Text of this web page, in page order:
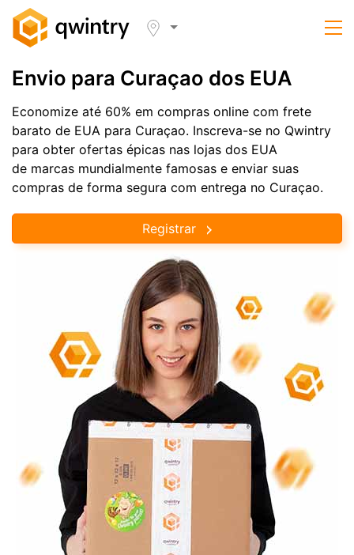
Envio para Curaçao dos EUA
Economize até 60% em compras online com frete
barato de EUA para Curaçao. Inscreva-se no Qwintry
para obter ofertas épicas nas lojas dos EUA
de marcas mundialmente famosas e enviar suas
compras de forma segura com entrega no Curaçao.
Registrar